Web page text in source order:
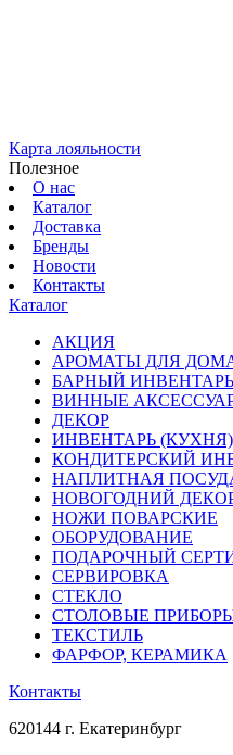
Карта лояльности
Полезное
О нас
Каталог
Доставка
Бренды
Новости
Контакты
Каталог
АКЦИЯ
АРОМАТЫ ДЛЯ
БАРНЫЙ ИНВЕНТАРЬ
ВИННЫЕ
ДЕКОР
ИНВЕНТАРЬ (КУХНЯ)
КОНДИТЕРСКИЙ
НАПЛИТНАЯ
НОВОГОДНИЙ
НОЖИ ПОВАРСКИЕ
ОБОРУДОВАНИЕ
ПОДАРОЧНЫЙ
СЕРВИРОВКА
СТЕКЛО
СТОЛОВЫЕ
ТЕКСТИЛЬ
ФАРФОР, КЕРАМИКА
Контакты
620144 г. Екатеринбург